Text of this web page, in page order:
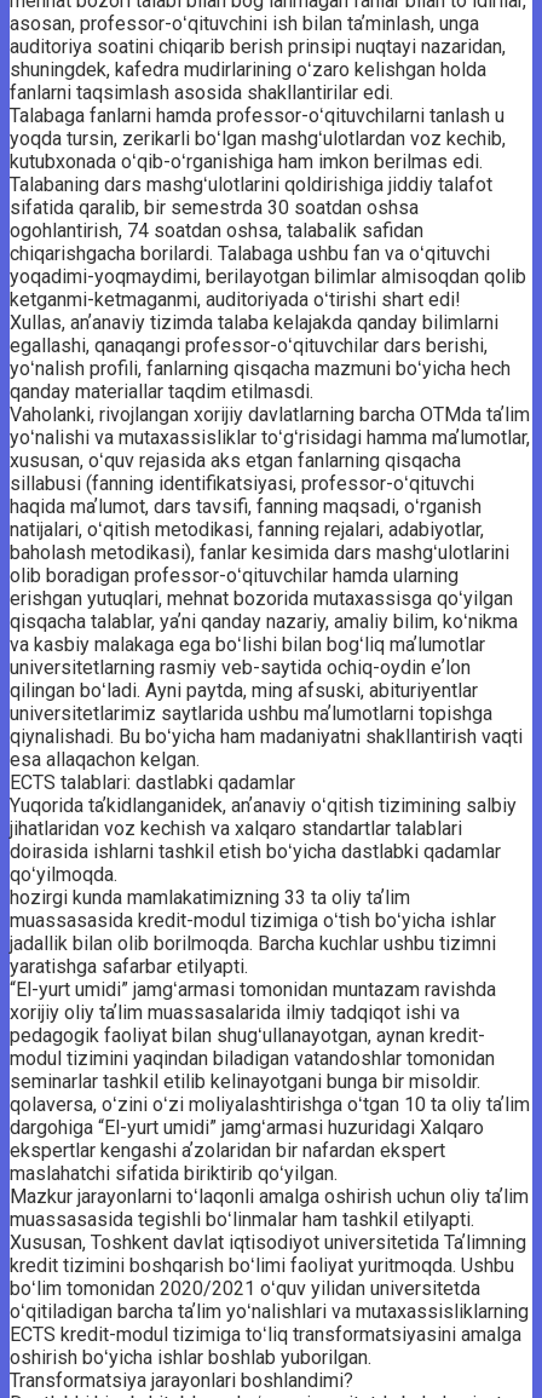
asosan, professor-oʻqituvchini ish bilan taʼminlash, unga
auditoriya soatini chiqarib berish prinsipi nuqtayi nazaridan,
shuningdek, kafedra mudirlarining oʻzaro kelishgan holda
fanlarni taqsimlash asosida shakllantirilar edi.
Talabaga fanlarni hamda professor-oʻqituvchilarni tanlash u
yoqda tursin, zerikarli boʻlgan mashgʻulotlardan voz kechib,
kutubxonada oʻqib-oʻrganishiga ham imkon berilmas edi.
Talabaning dars mashgʻulotlarini qoldirishiga jiddiy talafot
sifatida qaralib, bir semestrda 30 soatdan oshsa
ogohlantirish, 74 soatdan oshsa, talabalik safidan
chiqarishgacha borilardi. Talabaga ushbu fan va oʻqituvchi
yoqadimi-yoqmaydimi, berilayotgan bilimlar almisoqdan qolib
ketganmi-ketmaganmi, auditoriyada oʻtirishi shart edi!
Xullas, anʼanaviy tizimda talaba kelajakda qanday bilimlarni
egallashi, qanaqangi professor-oʻqituvchilar dars ­berishi,
yoʻnalish profili, fanlarning qisqacha mazmuni boʻyicha hech
qanday materiallar taqdim etilmasdi.
Vaholanki, rivojlangan xorijiy davlatlarning barcha OTMda taʼlim
yoʻnalishi va mutaxassisliklar toʻgʻrisidagi hamma maʼlumotlar,
xususan, oʻquv rejasida aks etgan fanlarning qisqacha
sillabusi (fanning identifikatsiyasi, professor-oʻqituvchi
haqida maʼlumot, dars tavsifi, fanning maqsadi, oʻrganish
natijalari, oʻqitish metodikasi, fanning rejalari, adabiyotlar,
baholash metodikasi), fanlar kesimida dars mashgʻulotlarini
olib boradigan professor-oʻqituvchilar hamda ularning
erishgan yutuqlari, mehnat bozorida mutaxassisga qoʻyilgan
qisqacha talablar, yaʼni qanday nazariy, amaliy bilim, koʻnikma
va kasbiy malakaga ega boʻlishi bilan bogʻliq maʼlumotlar
universitetlarning rasmiy veb-saytida ochiq-oydin eʼlon
qilingan boʻladi. Ayni paytda, ming afsuski, abituriyentlar
universitetlarimiz saytlarida ushbu maʼlumotlarni topishga
qiynalishadi. Bu boʻyicha ham madaniyatni shakllantirish vaqti
esa allaqachon kelgan.
ECTS talablari: dastlabki qadamlar
Yuqorida taʼkidlanganidek, anʼanaviy oʻqitish tizimining salbiy
jihatlaridan voz kechish va xalqaro standartlar talablari
doirasida ishlarni tashkil etish boʻyicha dastlabki qadamlar
qoʻyilmoqda.
hozirgi kunda mamlakatimizning 33 ta oliy taʼlim
muassasasida kredit-modul tizimiga oʻtish boʻyicha ishlar
jadallik bilan olib borilmoqda. Barcha kuchlar ushbu tizimni
yaratishga safarbar etilyapti.
“El-yurt umidi” jamgʻarmasi tomonidan muntazam ravishda
xorijiy oliy taʼlim muassasalarida ilmiy tadqiqot ishi va
pedagogik faoliyat bilan shugʻullanayotgan, aynan kredit-
modul tizimini yaqindan biladigan vatandoshlar tomonidan
seminarlar tashkil etilib kelinayotgani bunga bir misoldir.
qolaversa, oʻzini oʻzi moliya­lashtirishga oʻtgan 10 ta oliy taʼlim
dargohiga “El-yurt umidi” jamgʻarmasi huzuridagi Xalqaro
ekspertlar kengashi aʼzolaridan bir nafardan ekspert
maslahatchi sifatida biriktirib qoʻyilgan.
Mazkur jarayonlarni toʻlaqonli amalga oshirish uchun oliy taʼlim
muassasasida tegishli boʻlinmalar ham tashkil etilyapti.
Xususan, Toshkent davlat iqtisodiyot universitetida Taʼlimning
kredit tizimini boshqarish boʻlimi faoliyat yuritmoqda. Ushbu
boʻlim tomonidan 2020/2021 oʻquv yilidan universitetda
oʻqitiladigan barcha taʼlim yoʻnalishlari va mutaxassisliklarning
ECTS kredit-modul tizimiga toʻliq transformatsiyasini amalga
oshirish boʻyicha ishlar boshlab yuborilgan.
Transformatsiya jarayonlari boshlandimi?